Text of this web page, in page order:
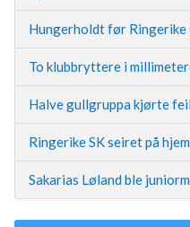
Hungerholdt før
To klubbryttere i
Halve gullgruppa kjørte
Ringerike SK seiret på
Sakarias Løland ble